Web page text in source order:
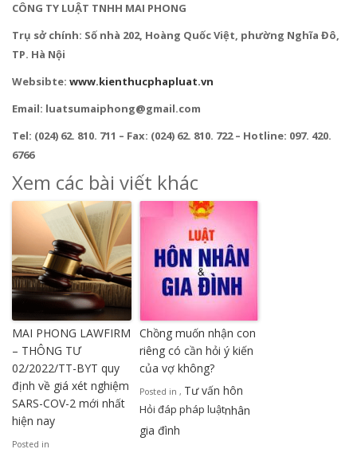
CÔNG TY LUẬT TNHH MAI PHONG
Trụ sở chính: Số nhà 202, Hoàng Quốc Việt, phường Nghĩa Đô,
TP. Hà Nội
Websibte: www.kienthucphapluat.vn
Email: luatsumaiphong@gmail.com
Tel: (024) 62. 810. 711 – Fax: (024) 62. 810. 722 – Hotline: 097. 420.
6766
Xem các bài viết khác
MAI PHONG LAWFIRM
– THÔNG TƯ
02/2022/TT-BYT quy
định về giá xét nghiệm
SARS-COV-2 mới nhất
hiện nay
Posted in
Chồng muốn nhận con
riêng có cần hỏi ý kiến
của vợ không?
Posted in
Hỏi đáp pháp luật
, Tư vấn hôn
nhân
gia đình